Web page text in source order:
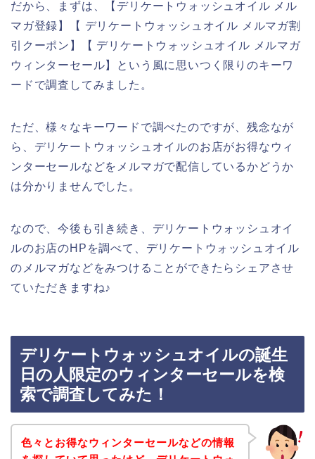
だから、まずは、【デリケートウォッシュオイル メル
マガ登録】【 デリケートウォッシュオイル メルマガ割
引クーポン】【 デリケートウォッシュオイル メルマガ
ウィンターセール】という風に思いつく限りのキーワ
ードで調査してみました。
ただ、様々なキーワードで調べたのですが、残念なが
ら、デリケートウォッシュオイルのお店がお得なウィ
ンターセールなどをメルマガで配信しているかどうか
は分かりませんでした。
なので、今後も引き続き、デリケートウォッシュオイ
ルのお店のHPを調べて、デリケートウォッシュオイル
のメルマガなどをみつけることができたらシェアさせ
ていただきますね♪
デリケートウォッシュオイルの誕生
日の人限定のウィンターセールを検
索で調査してみた！
色々とお得なウィンターセールなどの情報